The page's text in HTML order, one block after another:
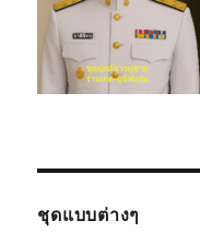
ชุดแบบต่างๆ